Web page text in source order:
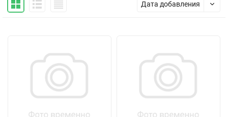
Дата добавления